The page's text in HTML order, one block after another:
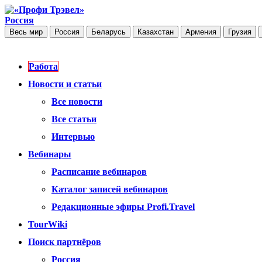
Россия
Весь мир Россия Беларусь Казахстан Армения Грузия
Работа
Новости и статьи
Все новости
Все статьи
Интервью
Вебинары
Расписание вебинаров
Каталог записей вебинаров
Редакционные эфиры Profi.Travel
TourWiki
Поиск партнёров
Россия